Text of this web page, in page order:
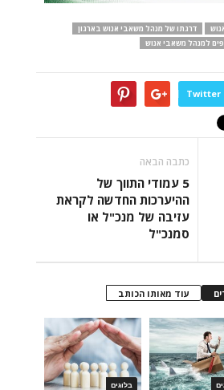
דרגתו של מנהל משאבי אנוש בארגון
למנהל משאבי אנוש
Twitter
כתבה הבאה
5 עמודי התווך של
ההיערכות החדשה לקראת
עזיבה של מנכ"ל או
סמנכ"ל
עוד מאותו הכותב
בלוגים